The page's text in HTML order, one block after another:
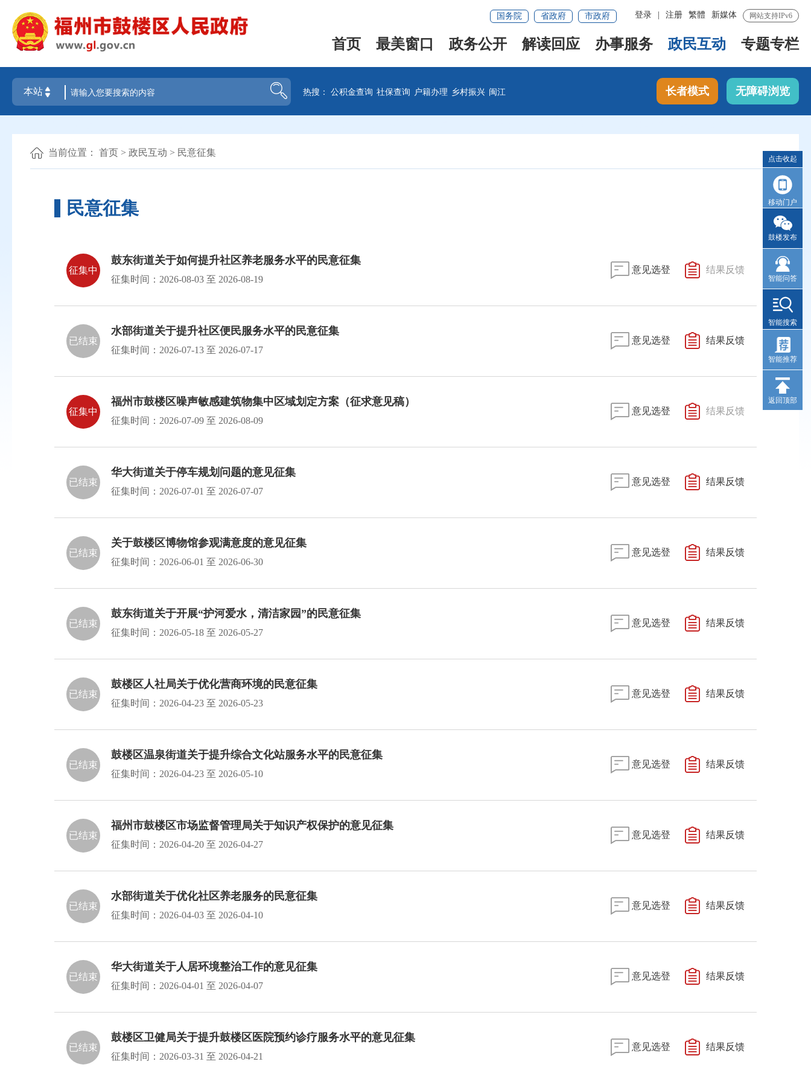
网站支持IPv6
新媒体
繁體
登录 注册
国务院 省政府 市政府
首页 最美窗口 政务公开 解读回应 办事服务 政民互动 专题专栏
热搜：公积金查询 社保查询 户籍办理 乡村振兴 闽江 长者模式 无障碍浏览
当前位置： 首页 > 政民互动 > 民意征集
民意征集
征集中
鼓东街道关于如何提升社区养老服务水平的民意征集
征集时间： 2026-08-03 至 2026-08-19
意见选登 结果反馈
已结束
水部街道关于提升社区便民服务水平的民意征集
征集时间： 2026-07-13 至 2026-07-17
意见选登 结果反馈
征集中
福州市鼓楼区噪声敏感建筑物集中区域划定方案（征求意见稿）
征集时间： 2026-07-09 至 2026-08-09
意见选登 结果反馈
已结束
华大街道关于停车规划问题的意见征集
征集时间： 2026-07-01 至 2026-07-07
意见选登 结果反馈
已结束
关于鼓楼区博物馆参观满意度的意见征集
征集时间： 2026-06-01 至 2026-06-30
意见选登 结果反馈
已结束
鼓东街道关于开展“护河爱水，清洁家园”的民意征集
征集时间： 2026-05-18 至 2026-05-27
意见选登 结果反馈
已结束
鼓楼区人社局关于优化营商环境的民意征集
征集时间： 2026-04-23 至 2026-05-23
意见选登 结果反馈
已结束
鼓楼区温泉街道关于提升综合文化站服务水平的民意征集
征集时间： 2026-04-23 至 2026-05-10
意见选登 结果反馈
已结束
福州市鼓楼区市场监督管理局关于知识产权保护的意见征集
征集时间： 2026-04-20 至 2026-04-27
意见选登 结果反馈
已结束
水部街道关于优化社区养老服务的民意征集
征集时间： 2026-04-03 至 2026-04-10
意见选登 结果反馈
已结束
华大街道关于人居环境整治工作的意见征集
征集时间： 2026-04-01 至 2026-04-07
意见选登 结果反馈
已结束
鼓楼区卫健局关于提升鼓楼区医院预约诊疗服务水平的意见征集
征集时间： 2026-03-31 至 2026-04-21
意见选登 结果反馈
点击收起
移动门户
鼓楼发布
智能问答
智能搜索
智能推荐
返回顶部